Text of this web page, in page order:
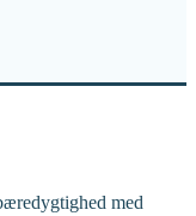
med